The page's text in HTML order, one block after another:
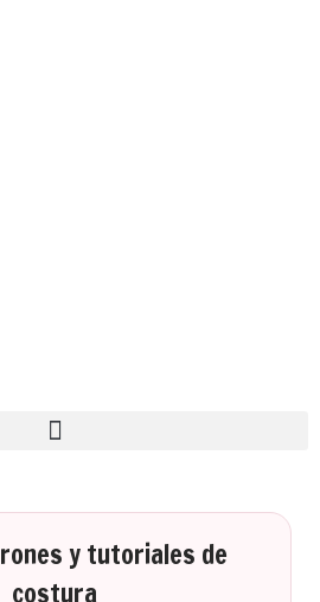
y tutoriales de
costura